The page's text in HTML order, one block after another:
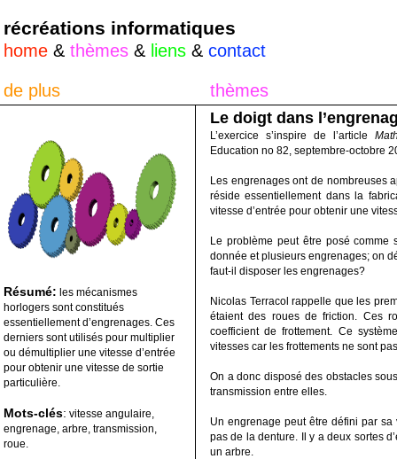
récréations informatiques
home & thèmes & liens & contact
Résumé: les mécanismes
horlogers sont constitués
essentiellement d’engrenages. Ces
derniers sont utilisés pour multiplier
ou démultiplier une vitesse d’entrée
pour obtenir une vitesse de sortie
particulière.
Mots-clés: vitesse angulaire,
engrenage, arbre, transmission,
roue.
thèmes
de plus
Le doigt dans
L’exercice s’inspire de l’article
Education no 82, septembre-octobre
Les engrenages ont de nombreuses
réside essentiellement dans la
vitesse d’entrée pour obtenir une
Le problème peut être posé
donnée et plusieurs engrenages; on
faut-il disposer les engrenages?
Nicolas Terracol rappelle que les
étaient des roues de friction. Ces
coefficient de frottement. Ce
vitesses car les frottements ne sont
On a donc disposé des obstacles
transmission entre elles.
Un engrenage peut être défini par
pas de la denture. Il y a deux sortes
un arbre.